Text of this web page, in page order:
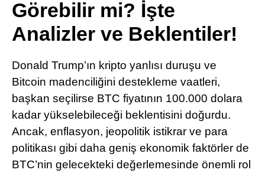
Görebilir mi? İşte
Analizler ve Beklentiler!
Donald Trump’ın kripto yanlısı duruşu ve
Bitcoin madenciliğini destekleme vaatleri,
başkan seçilirse BTC fiyatının 100.000 dolara
kadar yükselebileceği beklentisini doğurdu.
Ancak, enflasyon, jeopolitik istikrar ve para
politikası gibi daha geniş ekonomik faktörler de
BTC’nin gelecekteki değerlemesinde önemli rol